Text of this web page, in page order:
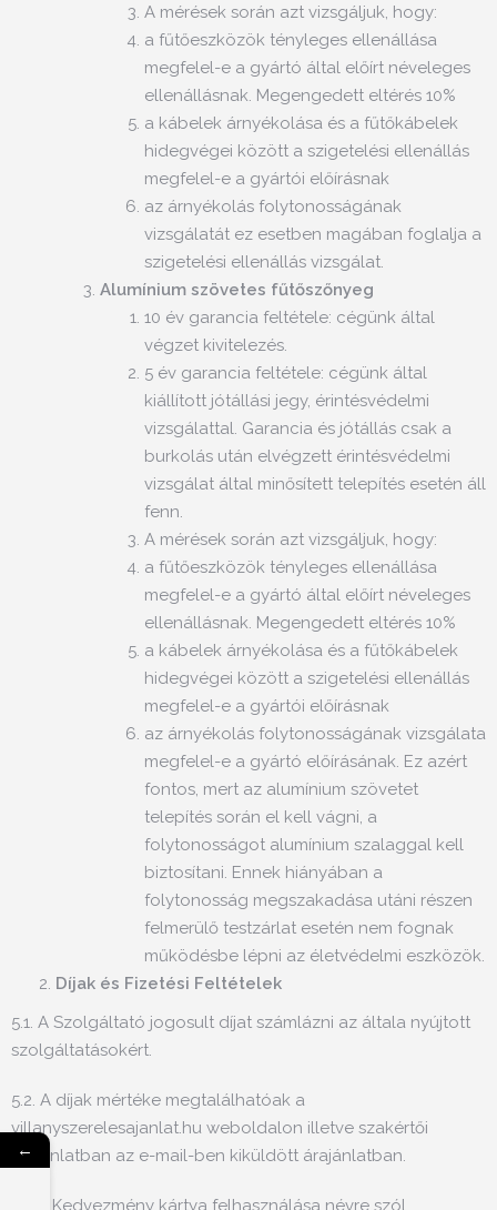
A mérések során azt vizsgáljuk, hogy:
a fűtőeszközök tényleges ellenállása
megfelel-e a gyártó által előírt néveleges
ellenállásnak. Megengedett eltérés 10%
a kábelek árnyékolása és a fűtőkábelek
hidegvégei között a szigetelési ellenállás
megfelel-e a gyártói előírásnak
az árnyékolás folytonosságának
vizsgálatát ez esetben magában foglalja a
szigetelési ellenállás vizsgálat.
Alumínium szövetes fűtőszőnyeg
10 év garancia feltétele: cégünk által
végzet kivitelezés.
5 év garancia feltétele: cégünk által
kiállított jótállási jegy, érintésvédelmi
vizsgálattal. Garancia és jótállás csak a
burkolás után elvégzett érintésvédelmi
vizsgálat által minősített telepítés esetén áll
fenn.
A mérések során azt vizsgáljuk, hogy:
a fűtőeszközök tényleges ellenállása
megfelel-e a gyártó által előírt néveleges
ellenállásnak. Megengedett eltérés 10%
a kábelek árnyékolása és a fűtőkábelek
hidegvégei között a szigetelési ellenállás
megfelel-e a gyártói előírásnak
az árnyékolás folytonosságának vizsgálata
megfelel-e a gyártó előírásának. Ez azért
fontos, mert az alumínium szövetet
telepítés során el kell vágni, a
folytonosságot alumínium szalaggal kell
biztosítani. Ennek hiányában a
folytonosság megszakadása utáni részen
felmerülő testzárlat esetén nem fognak
működésbe lépni az életvédelmi eszközök.
Díjak és Fizetési Feltételek
5.1. A Szolgáltató jogosult díjat számlázni az általa nyújtott
szolgáltatásokért.
5.2. A díjak mértéke megtalálhatóak a
villanyszerelesajanlat.hu weboldalon illetve szakértői
árajánlatban az e-mail-ben kiküldött árajánlatban.
5.3 A Kedvezmény kártya felhasználása névre szól.
←